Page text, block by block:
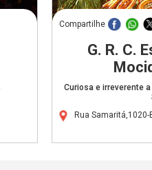
Compartilhe
G. R. C.
Curiosa e irreverente
Rua